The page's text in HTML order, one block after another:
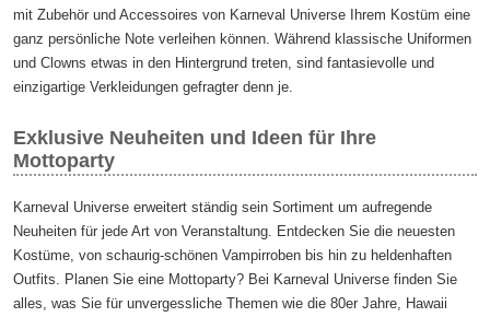
mit Zubehör und Accessoires von Karneval Universe Ihrem Kostüm eine
ganz persönliche Note verleihen können. Während klassische Uniformen
und Clowns etwas in den Hintergrund treten, sind fantasievolle und
einzigartige Verkleidungen gefragter denn je.
Exklusive Neuheiten und Ideen für Ihre
Mottoparty
Karneval Universe erweitert ständig sein Sortiment um aufregende
Neuheiten für jede Art von Veranstaltung. Entdecken Sie die neuesten
Kostüme, von schaurig-schönen Vampirroben bis hin zu heldenhaften
Outfits. Planen Sie eine Mottoparty? Bei Karneval Universe finden Sie
alles, was Sie für unvergessliche Themen wie die 80er Jahre, Hawaii